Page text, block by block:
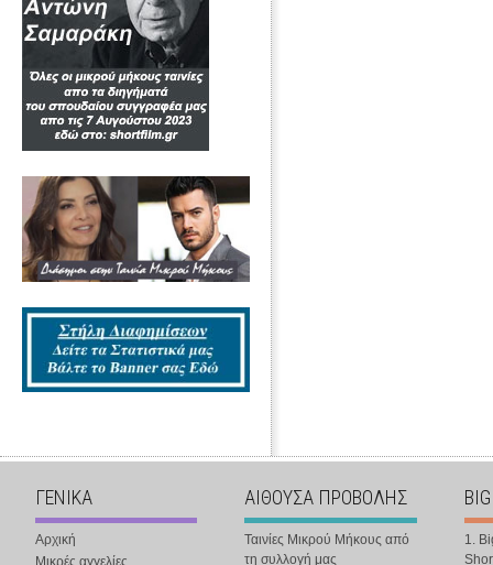
ΓΕΝΙΚΑ
Αρχική
Μικρές αγγελίες
ΑΙΘΟΥΣΑ ΠΡΟΒΟΛΗΣ
Ταινίες Μικρού Μήκους από
τη συλλογή μας
1.